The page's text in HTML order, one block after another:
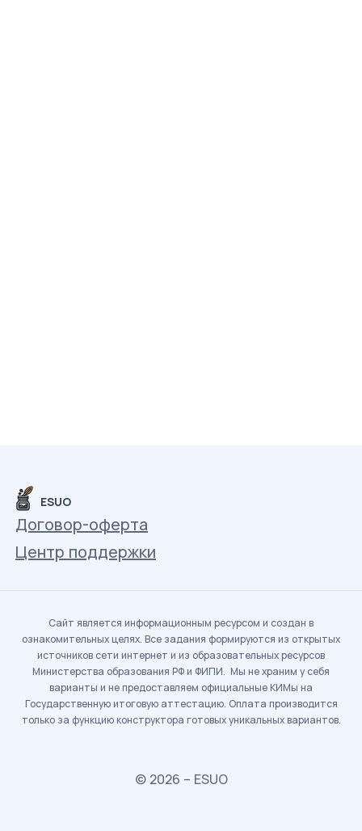
ESUO
Договор-оферта
Центр поддержки
Сайт является информационным ресурсом и создан в
ознакомительных целях. Все задания формируются из открытых
источников сети интернет и из образовательных ресурсов
Министерства образования РФ и ФИПИ. Мы не храним у себя
варианты и не предоставляем официальные КИМы на
Государственную итоговую аттестацию. Оплата производится
только за функцию конструктора готовых уникальных вариантов.
© 2026 – ESUO